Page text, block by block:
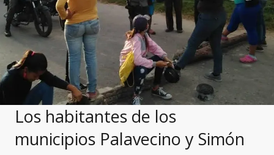
Los habitantes de los
municipios Palavecino y Simón